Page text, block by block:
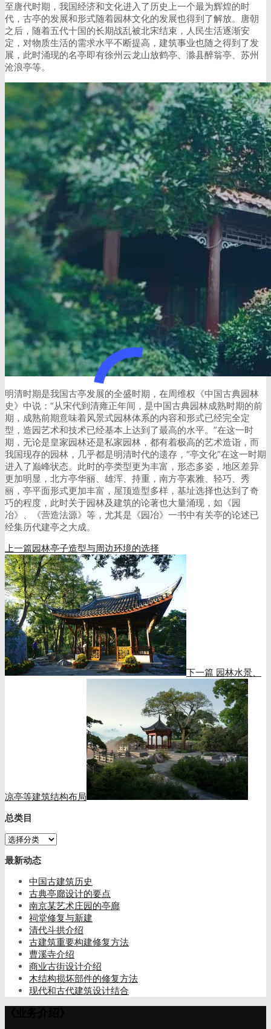
至唐代时期，我国经济和文化进入了历史上一个最为辉煌的时
代，古亭的发展和形式随着园林文化的发展也得到了解放。唐朝
之后，随着五代十国的长期战乱被北宋结束，人民生活逐渐安
定，对物质生活的需求水平不断提高，建筑事业也随之得到了发
展，此时涌现的名亭即有徐州云龙山放鹤亭、滁县醉翁亭、苏州
沧浪亭等。
明清时期是我国古亭发展的全盛时期，在周维权《中国古典园林
史》中说：“从宋代到清雍正年间，是中国古典园林成熟时期的前
期，成熟前期意味着风景式园林体系的内容和形式已经完全定
型，造园艺术和技术已经基本上达到了最高的水平。”在这一时
期，无论是皇家园林还是私家园林，都有着极高的艺术造诣，而
我国现存的园林，几乎都是明清时代的遗存，“亭文化”在这一时期
进入了巅峰状态。此时的亭类型更为丰富，形态多姿，地区差异
更加明显，北方亭华丽、雄浑、持重，南方亭素雅、轻巧、秀
丽，亭平面形式更加丰富，屋顶造型多样，基址选择也达到了奇
巧的程度，此时关于园林及建筑的论著也大量涌现，如《园
冶》、《营造法源》等，尤其是《园冶》一书中有关亭的论述已
经集历代建亭之大成。
上一篇园林亭子造型与周边环境的选择
下一篇 园林水景、
凉亭等建筑结构布局
总类目
总
目
最新动态
中国古建筑历史
古典亭廊设计的要点
南京某艺术庄园的亭廊
祠堂修复与新建
清代斗拱介绍
古建筑重要构建修复方法
曹溪寺介绍
商业古街设计介绍
木结构损坏部件的修复方法
现代和古代建筑设计结合